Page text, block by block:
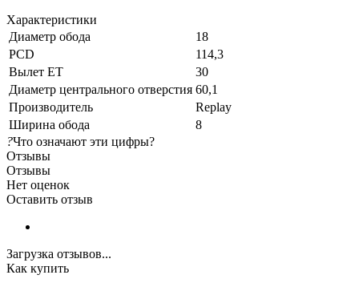
Характеристики
Диаметр обода
18
PCD
114,3
Вылет ET
30
Диаметр центрального отверстия 60,1
Производитель
Replay
Ширина обода
8
?Что означают эти цифры?
Отзывы
Отзывы
Нет оценок
Оставить отзыв
Загрузка отзывов...
Как купить